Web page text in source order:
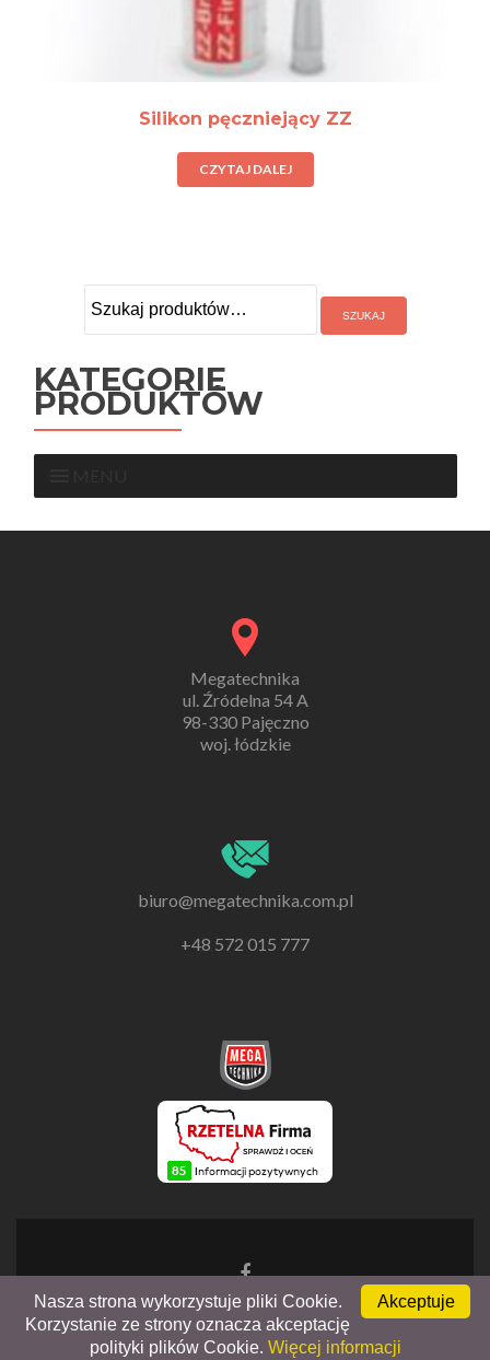
Silikon pęczniejący ZZ
CZYTAJ DALEJ
KATEGORIE
PRODUKTÓW
Megatechnika
ul. Źródelna 54 A
98-330 Pajęczno
woj. łódzkie
biuro@megatechnika.com.pl
+48 572 015 777
Go
Facebook
Zerif Lite Powered byWordPress
Akceptuje
Nasza strona wykorzystuje pliki Cookie.
Korzystanie ze strony oznacza akceptację
polityki plików Cookie. Więcej informacji